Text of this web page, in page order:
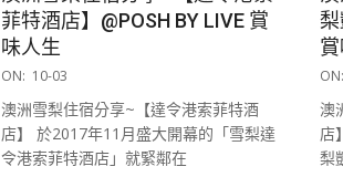
菲特酒店】@POSH BY LIVE 賞
味人生
2019-
03
ON: 10-03
澳洲雪梨住宿分享~【達令港索菲特酒
店】 於2017年11月盛大開幕的「雪梨達
令港索菲特酒店」就緊鄰在
19
ON:
澳
店
梨